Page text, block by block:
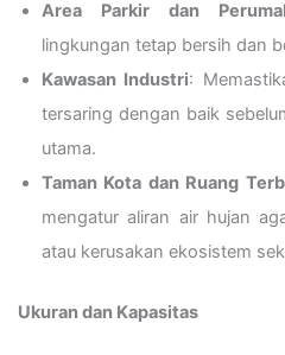
Area Parkir dan
lingkungan tetap bersih dan
Kawasan Industri:
tersaring dengan baik
utama.
Taman Kota dan Ruang
mengatur aliran air hujan
atau kerusakan ekosistem
Ukuran dan Kapasitas